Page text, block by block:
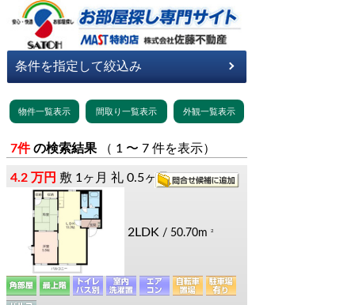
7件 の検索結果 （ 1 〜 7 件を表示）
4.2 万円 敷 1ヶ月 礼 0.5ヶ月
2LDK / 50.70m 2